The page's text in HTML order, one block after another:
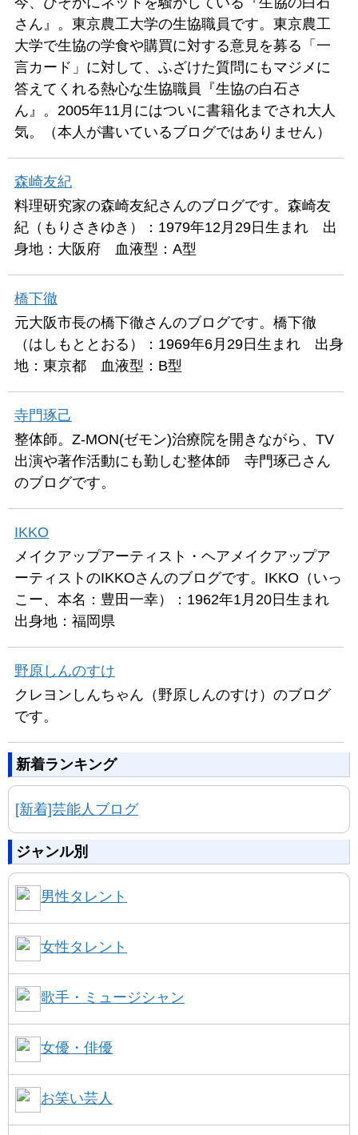
さん』。東京農工大学の生協職員です。東京農工
大学で生協の学食や購買に対する意見を募る「一
言カード」に対して、ふざけた質問にもマジメに
答えてくれる熱心な生協職員『生協の白石さ
ん』。2005年11月にはついに書籍化までされ大人
気。（本人が書いているブログではありません）
森崎友紀
料理研究家の森崎友紀さんのブログです。森崎友
紀（もりさきゆき）：1979年12月29日生まれ 出
身地：大阪府 血液型：A型
橋下徹
元大阪市長の橋下徹さんのブログです。橋下徹
（はしもととおる）：1969年6月29日生まれ 出身
地：東京都 血液型：B型
寺門琢己
整体師。Z-MON(ゼモン)治療院を開きながら、TV
出演や著作活動にも勤しむ整体師 寺門琢己さん
のブログです。
IKKO
メイクアップアーティスト・ヘアメイクアップア
ーティストのIKKOさんのブログです。IKKO（いっ
こー、本名：豊田一幸）：1962年1月20日生まれ
出身地：福岡県
野原しんのすけ
クレヨンしんちゃん（野原しんのすけ）のブログ
です。
新着ランキング
[新着]芸能人ブログ
ジャンル別
男性タレント
女性タレント
歌手・ミュージシャン
女優・俳優
お笑い芸人